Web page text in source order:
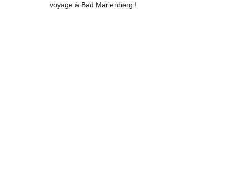
voyage à Bad Marienberg !